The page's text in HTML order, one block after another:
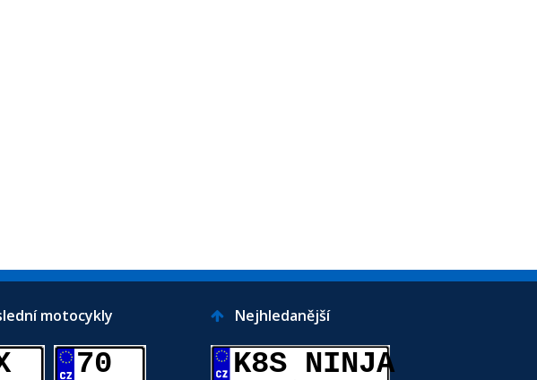
motocykly
70
Nejhledanější
K8S NINJA